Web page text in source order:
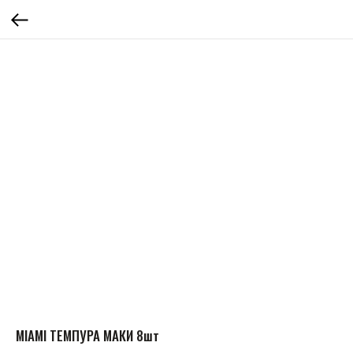
MIAMI ТЕМПУРА МАКИ 8шт